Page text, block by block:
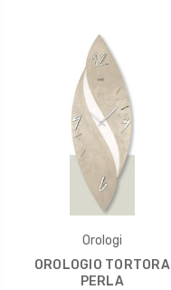
Orologi
OROLOGIO TORTORA
PERLA